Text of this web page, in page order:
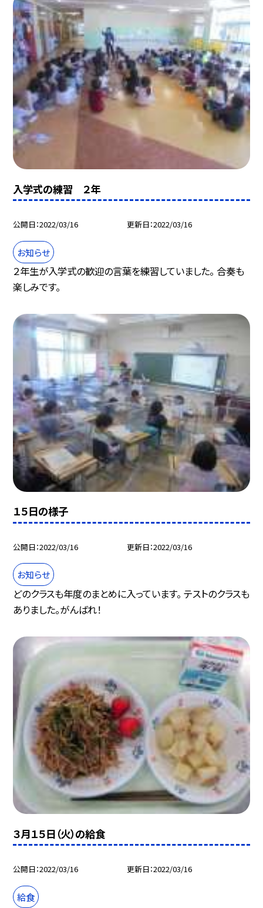
入学式の練習 ２年
公開日 2022/03/16 更新日 2022/03/16
お知らせ
２年生が入学式の歓迎の言葉を練習していました。 合奏も
楽しみです。
１５日の様子
公開日 2022/03/16 更新日 2022/03/16
お知らせ
どのクラスも年度のまとめに入っています。 テストのクラスも
ありました。がんばれ！
３月１５日（火）の給食
公開日 2022/03/16 更新日 2022/03/16
給食